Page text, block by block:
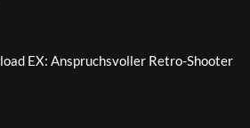
EX: Anspruchsvoller Retro-Shooter